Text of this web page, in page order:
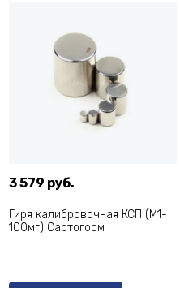
3 579 руб.
Гиря калибровочная КСП (M1-
100мг) Сартогосм